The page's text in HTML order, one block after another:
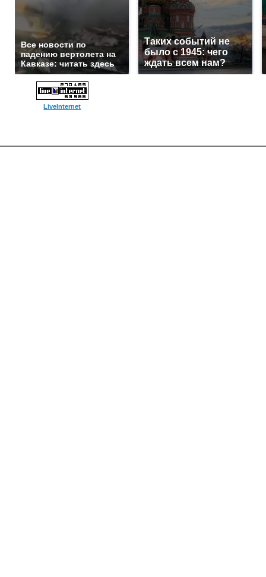
Все новости по
падению вертолета на
Кавказе: читать здесь
Таких событий не
было с 1945: чего
ждать всем нам?
LiveInternet